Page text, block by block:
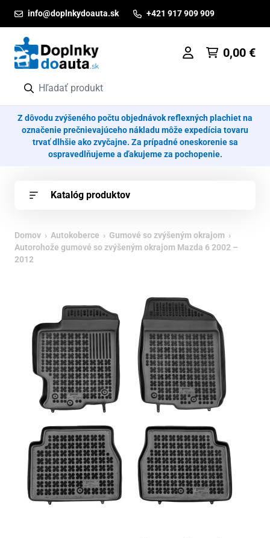
info@doplnkydoauta.sk +421 917 909 909
0,00 €
Z dôvodu zvýšeného počtu objednávok reflexných plachiet na
označenie prečnievajúceho nákladu môže expedícia tovaru
trvať dlhšie ako zvyčajne. Za prípadné oneskorenie sa
ospravedlňujeme a ďakujeme za pochopenie.
Katalóg produktov
Domov › Autokoberce › Gumové so zvýšeným okrajom ›
Autorohože gumové so zvýšeným okrajom Mazda 6 2002 –
2012